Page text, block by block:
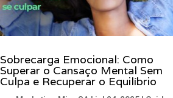
Sobrecarga Emocional: Como
Superar o Cansaço Mental Sem
Culpa e Recuperar o Equilíbrio